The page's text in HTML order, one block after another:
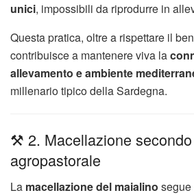
unici, impossibili da riprodurre in
Questa pratica, oltre a rispettare il
contribuisce a mantenere viva la
allevamento e ambiente
millenario tipico della Sardegna.
⚒️ 2. Macellazione
agropastorale
La macellazione del maialino